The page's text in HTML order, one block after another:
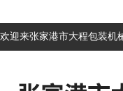
欢迎来张家港市大程包装机